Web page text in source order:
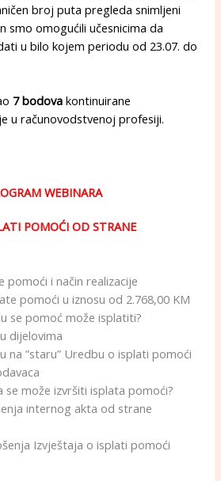
broj puta pregleda snimljeni
smo omogućili učesnicima da
u bilo kojem periodu od 23.07. do
7 bodova kontinuirane
u računovodstvenoj profesiji.
WEBINARA
POMOĆI OD STRANE
pomoći i način realizacije
pomoći u iznosu od 2.768,00 KM
se pomoć može isplatiti?
dijelovima
na ”staru” Uredbu o isplati pomoći
se može izvršiti isplata pomoći?
internog akta od strane
Izvještaja o isplati pomoći